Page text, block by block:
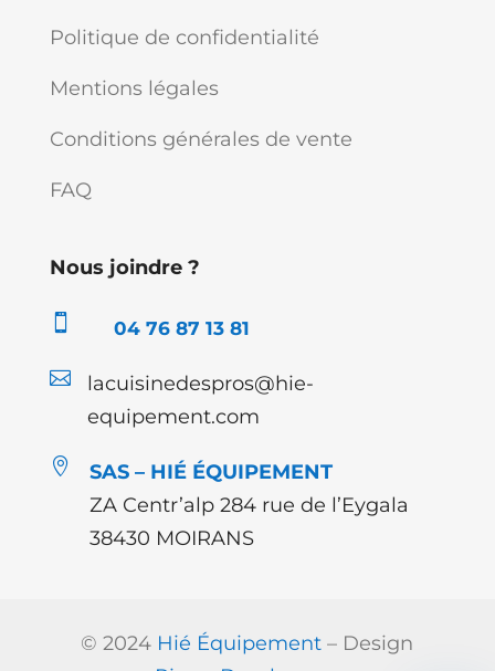
Politique de confidentialité
Mentions légales
Conditions générales de vente
FAQ
Nous joindre ?
 04 76 87 13 81

lacuisinedespros@hie-
equipement.com

SAS – HIÉ ÉQUIPEMENT
ZA Centr’alp 284 rue de l’Eygala
38430 MOIRANS
© 2024 Hié Équipement – Design